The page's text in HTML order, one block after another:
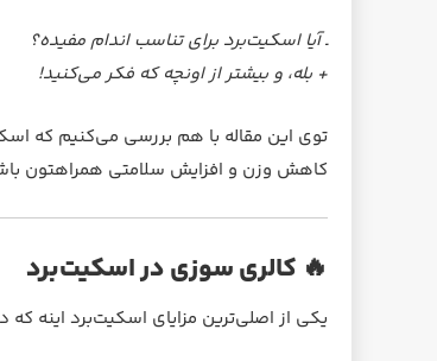
ـ آیا اسکیت‌برد برای تناسب اندام مفیده؟
+ بله، و بیشتر از اونچه که فکر می‌کنید!
توی این مقاله با هم بررسی می‌کنیم که
کاهش وزن و افزایش سلامتی همراهتون
🔥 کالری سوزی در اسکیت‌برد
یکی از اصلی‌ترین مزایای اسکیت‌برد اینه